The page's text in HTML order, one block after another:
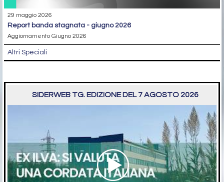
29 maggio 2026
report banda stagnata - giugno 2026
Aggiornamento Giugno 2026
Altri Speciali
SIDERWEB TG. EDIZIONE DEL 7 AGOSTO 2026